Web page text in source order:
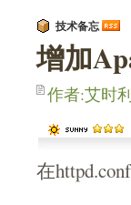
技术备忘
增加
作者:艾时
在